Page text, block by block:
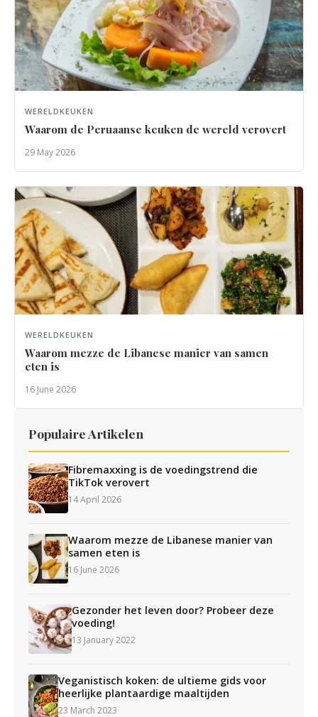
WERELDKEUKEN
Waarom de Peruaanse keuken de wereld verovert
29 May 2026
WERELDKEUKEN
Waarom mezze de Libanese manier van samen
eten is
16 June 2026
Populaire Artikelen
Fibremaxxing is de voedingstrend die
TikTok verovert
14 April 2026
Waarom mezze de Libanese manier van
samen eten is
16 June 2026
Gezonder het leven door? Probeer deze
voeding!
13 January 2022
Veganistisch koken: de ultieme gids voor
heerlijke plantaardige maaltijden
23 March 2023